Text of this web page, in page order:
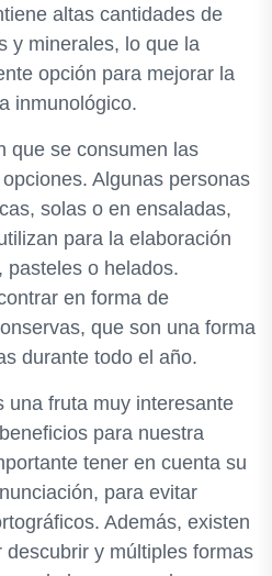
altas cantidades de
y minerales, lo que la
opción para mejorar la
inmunológico.
que se consumen las
Algunas personas
solas o en ensaladas,
para la elaboración
pasteles o helados.
en forma de
que son una forma
durante todo el año.
una fruta muy interesante
para nuestra
tener en cuenta su
para evitar
Además, existen
y múltiples formas